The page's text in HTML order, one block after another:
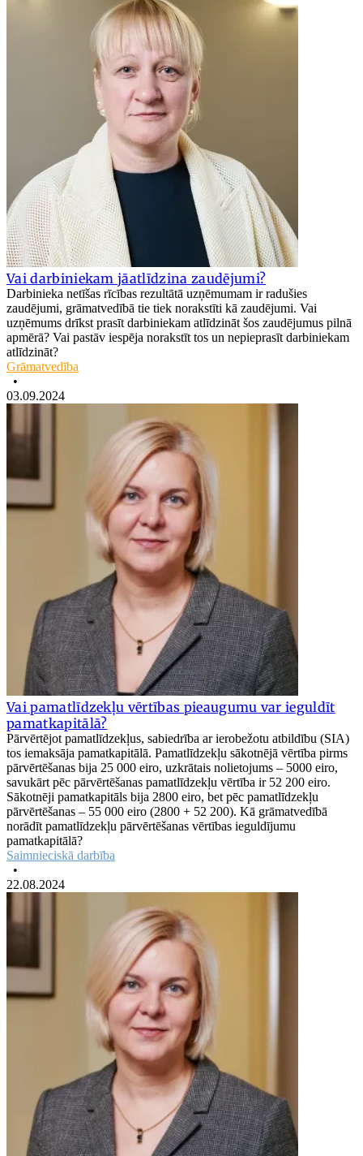
Vai darbiniekam jāatlīdzina zaudējumi?
Darbinieka netīšas rīcības rezultātā uzņēmumam ir radušies
zaudējumi, grāmatvedībā tie tiek norakstīti kā zaudējumi. Vai
uzņēmums drīkst prasīt darbiniekam atlīdzināt šos zaudējumus pilnā
apmērā? Vai pastāv iespēja norakstīt tos un nepieprasīt darbiniekam
atlīdzināt?
Grāmatvedība
•
03.09.2024
Vai pamatlīdzekļu vērtības pieaugumu var ieguldīt
pamatkapitālā?
Pārvērtējot pamatlīdzekļus, sabiedrība ar ierobežotu atbildību (SIA)
tos iemaksāja pamatkapitālā. Pamatlīdzekļu sākotnējā vērtība pirms
pārvērtēšanas bija 25 000 eiro, uzkrātais nolietojums – 5000 eiro,
savukārt pēc pārvērtēšanas pamatlīdzekļu vērtība ir 52 200 eiro.
Sākotnēji pamatkapitāls bija 2800 eiro, bet pēc pamatlīdzekļu
pārvērtēšanas – 55 000 eiro (2800 + 52 200). Kā grāmatvedībā
norādīt pamatlīdzekļu pārvērtēšanas vērtības ieguldījumu
pamatkapitālā?
Saimnieciskā darbība
•
22.08.2024